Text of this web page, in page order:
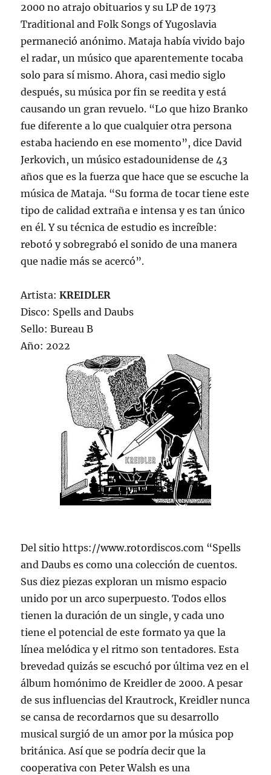
2000 no atrajo obituarios y su LP de 1973
Traditional and Folk Songs of Yugoslavia
permaneció anónimo. Mataja había vivido bajo
el radar, un músico que aparentemente tocaba
solo para sí mismo. Ahora, casi medio siglo
después, su música por fin se reedita y está
causando un gran revuelo. “Lo que hizo Branko
fue diferente a lo que cualquier otra persona
estaba haciendo en ese momento”, dice David
Jerkovich, un músico estadounidense de 43
años que es la fuerza que hace que se escuche la
música de Mataja. “Su forma de tocar tiene este
tipo de calidad extraña e intensa y es tan único
en él. Y su técnica de estudio es increíble:
rebotó y sobregrabó el sonido de una manera
que nadie más se acercó”.
Artista:KREIDLER
Disco: Spells and Daubs
Sello: Bureau B
Año: 2022
Del sitio https://www.rotordiscos.com “Spells
and Daubs es como una colección de cuentos.
Sus diez piezas exploran un mismo espacio
unido por un arco superpuesto. Todos ellos
tienen la duración de un single, y cada uno
tiene el potencial de este formato ya que la
línea melódica y el ritmo son tentadores. Esta
brevedad quizás se escuchó por última vez en el
álbum homónimo de Kreidler de 2000. A pesar
de sus influencias del Krautrock, Kreidler nunca
se cansa de recordarnos que su desarrollo
musical surgió de un amor por la música pop
británica. Así que se podría decir que la
cooperativa con Peter Walsh es una